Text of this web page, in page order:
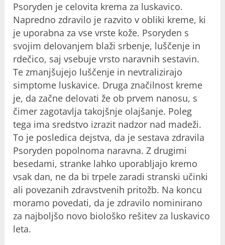
Psoryden je celovita krema za luskavico.
Napredno zdravilo je razvito v obliki kreme, ki
je uporabna za vse vrste kože. Psoryden s
svojim delovanjem blaži srbenje, luščenje in
rdečico, saj vsebuje vrsto naravnih sestavin.
Te zmanjšujejo luščenje in nevtralizirajo
simptome luskavice. Druga značilnost kreme
je, da začne delovati že ob prvem nanosu, s
čimer zagotavlja takojšnje olajšanje. Poleg
tega ima sredstvo izrazit nadzor nad madeži.
To je posledica dejstva, da je sestava zdravila
Psoryden popolnoma naravna. Z drugimi
besedami, stranke lahko uporabljajo kremo
vsak dan, ne da bi trpele zaradi stranski učinki
ali povezanih zdravstvenih pritožb. Na koncu
moramo povedati, da je zdravilo nominirano
za najboljšo novo biološko rešitev za luskavico
leta.